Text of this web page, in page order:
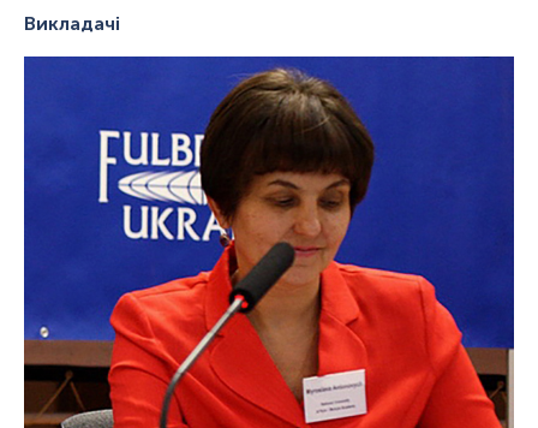
Викладачі